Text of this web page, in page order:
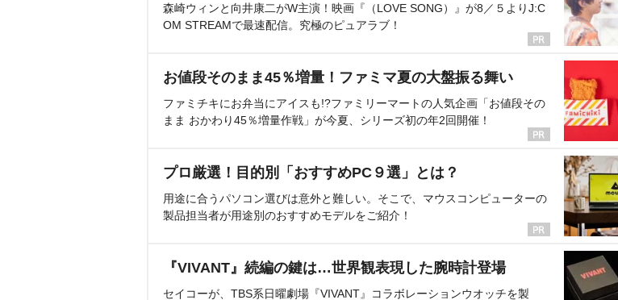
森崎ウィンと向井康二がW主演！映画『（LOVE SONG）』が8／５よりJ:C
OM STREAMで最速配信。究極のピュアラブ！
お値段そのまま45％増量！ファミマ夏の大盤振る舞い
ファミチキにお弁当にアイスも!?ファミリーマートの人気企画「お値段その
まま おかわり45％増量作戦」が今夏、シリーズ初の年2回開催！
プロ厳選！目的別「おすすめPC９選」とは？
用途に合うパソコン選びは意外と難しい。そこで、マウスコンピューターの
製品担当者が用途別のおすすめモデルをご紹介！
『VIVANT』続編の鍵は…世界観表現した腕時計登場
セイコーが、TBS系日曜劇場『VIVANT』コラボレーションウオッチを製